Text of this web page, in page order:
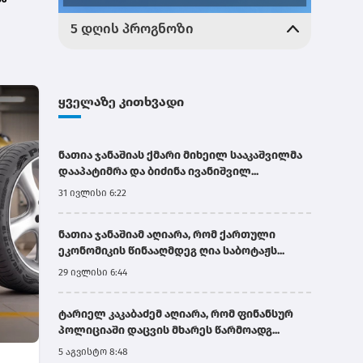
ყველაზე კითხვადი
ნათია ჯანაშიას ქმარი მიხეილ სააკაშვილმა
დააპატიმრა და ბიძინა ივანიშვილ...
31 ივლისი 6:22
ნათია ჯანაშიამ აღიარა, რომ ქართული
ეკონომიკის წინააღმდეგ ღია საბოტაჟს...
29 ივლისი 6:44
ტარიელ კაკაბაძემ აღიარა, რომ ფინანსურ
პოლიციაში დაცვის მხარეს წარმოადგ...
5 აგვისტო 8:48